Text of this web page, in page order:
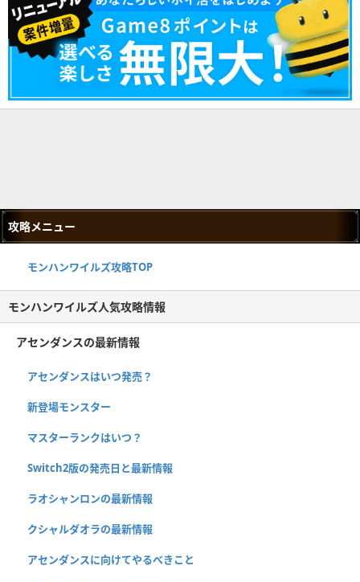
攻略メニュー
モンハンワイルズ攻略TOP
モンハンワイルズ人気攻略情報
アセンダンスの最新情報
アセンダンスはいつ発売？
新登場モンスター
マスターランクはいつ？
Switch2版の発売日と最新情報
ラオシャンロンの最新情報
クシャルダオラの最新情報
アセンダンスに向けてやるべきこと